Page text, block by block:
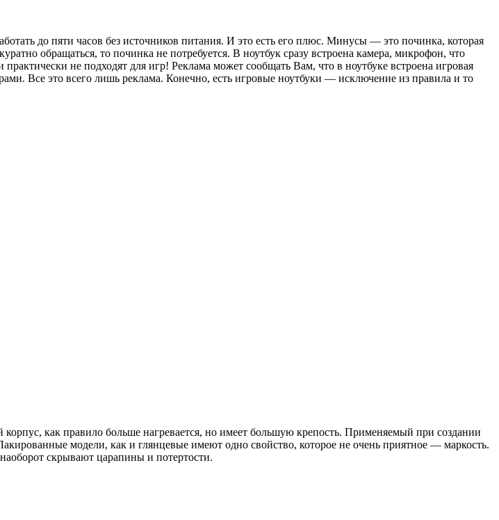
до пяти часов без источников питания. И это есть его плюс. Минусы — это починка, которая
обращаться, то починка не потребуется. В ноутбук сразу встроена камера, микрофон, что
не подходят для игр! Реклама может сообщать Вам, что в ноутбуке встроена игровая
Все это всего лишь реклама. Конечно, есть игровые ноутбуки — исключение из правила и то
как правило больше нагревается, но имеет большую крепость. Применяемый при создании
модели, как и глянцевые имеют одно свойство, которое не очень приятное — маркость.
скрывают царапины и потертости.